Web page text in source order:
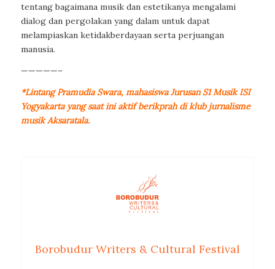
tentang bagaimana musik dan estetikanya mengalami
dialog dan pergolakan yang dalam untuk dapat
melampiaskan ketidakberdayaan serta perjuangan
manusia.
—————–
*Lintang Pramudia Swara, mahasiswa Jurusan S1 Musik ISI
Yogyakarta yang saat ini aktif berikprah di klub jurnalisme
musik Aksaratala.
Borobudur Writers & Cultural Festival